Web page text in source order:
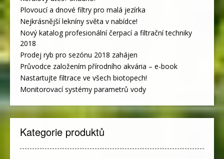
Plovoucí a dnové filtry pro malá jezírka
Nejkrásnější lekníny světa v nabídce!
Nový katalog profesionální čerpací a filtrační techniky
2018
Prodej ryb pro sezónu 2018 zahájen
Průvodce založením přírodního akvária – e-book
Nastartujte filtrace ve všech biotopech!
Monitorovací systémy parametrů vody
Kategorie produktů